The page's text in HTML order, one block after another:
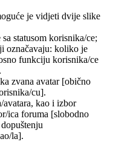
je vidjeti dvije slike
statusom korisnika/ce;
označavaju: koliko je
funkciju korisnika/ce
zvana avatar [obično
cu].
avatara, kao i izbor
ica foruma [slobodno
la].